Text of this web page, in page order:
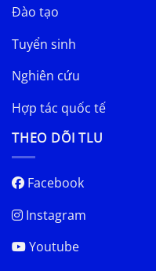
Đào tạo
Tuyển sinh
Nghiên cứu
Hợp tác quốc tế
THEO DÕI TLU
Facebook
Instagram
Youtube